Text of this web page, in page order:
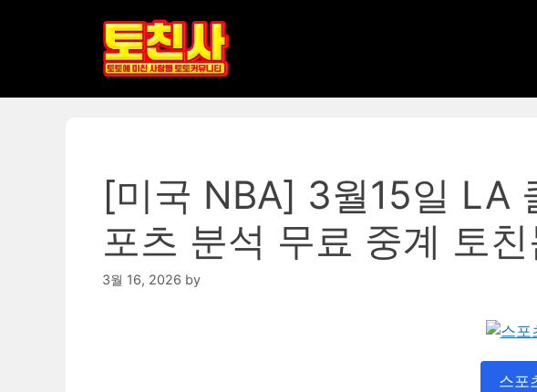
[미국 NBA] 3월15일 LA
포츠 분석 무료 중계 토친
3월 16, 2026 by
스포